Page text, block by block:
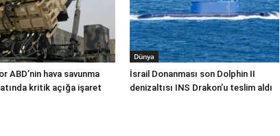
ABD’nin hava savunma
kritik açığa işaret
Dünya
İsrail Donanması son Dolphin II
denizaltısı INS Drakon’u teslim aldı